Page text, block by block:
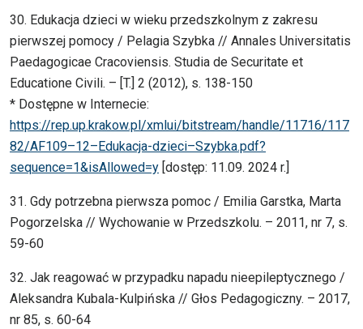
30. Edukacja dzieci w wieku przedszkolnym z zakresu
pierwszej pomocy / Pelagia Szybka // Annales Universitatis
Paedagogicae Cracoviensis. Studia de Securitate et
Educatione Civili. – [T.] 2 (2012), s. 138-150
* Dostępne w Internecie:
https://rep.up.krakow.pl/xmlui/bitstream/handle/11716/117
82/AF109–12–Edukacja-dzieci–Szybka.pdf?
sequence=1&isAllowed=y [dostęp: 11.09. 2024 r.]
31. Gdy potrzebna pierwsza pomoc / Emilia Garstka, Marta
Pogorzelska // Wychowanie w Przedszkolu. – 2011, nr 7, s.
59-60
32. Jak reagować w przypadku napadu nieepileptycznego /
Aleksandra Kubala-Kulpińska // Głos Pedagogiczny. – 2017,
nr 85, s. 60-64